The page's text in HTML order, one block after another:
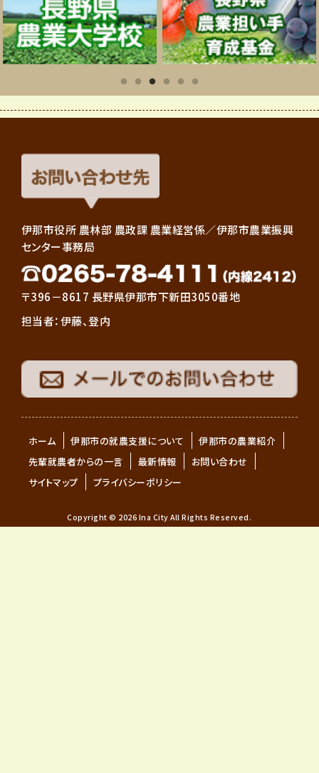
伊那市役所 農林部 農政課 農業経営係／伊那市農業振興
センター事務局
〒396－8617 長野県伊那市下新田3050番地
担当者：伊藤、登内
ホーム 伊那市の就農支援について
伊那市の農業紹介
先輩就農者からの一言
最新情報
お問い合わせ
サイトマップ
プライバシーポリシー
Copyright © 2026 Ina City All Rights Reserved.